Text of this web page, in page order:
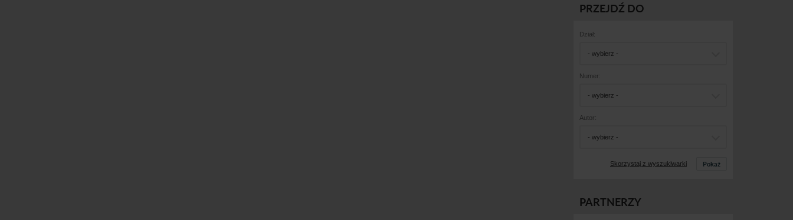
PRZEJDŹ DO
Dział:
- wybierz -
Numer:
- wybierz -
Autor:
- wybierz -
Skorzystaj z wyszukiwarki Pokaż
PARTNERZY